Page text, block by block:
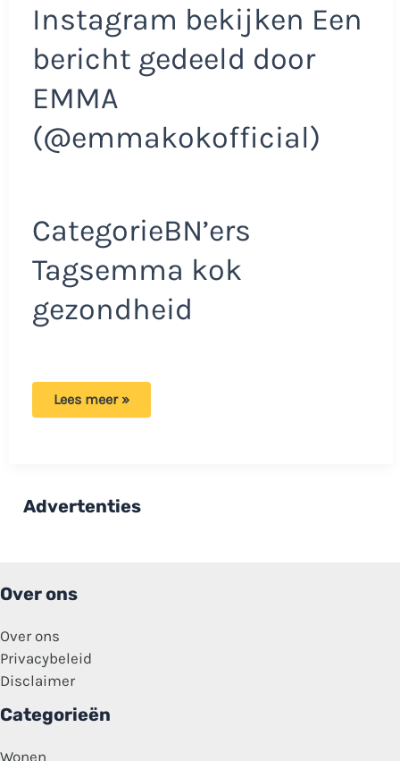
Instagram bekijken Een
bericht gedeeld door
EMMA
(@emmakokofficial)
CategorieBN’ers
Tagsemma kok
gezondheid
Emma
litteken
is
Lees meer »
Advertenties
Over ons
Over ons
Privacybeleid
Disclaimer
Categorieën
Wonen